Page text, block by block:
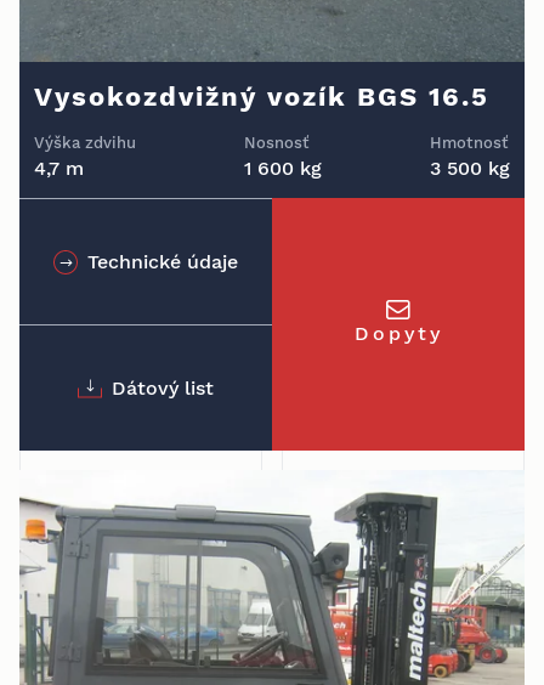
Vysokozdvižný vozík BGS 16.5
Výška zdvihu
4,7 m
Nosnosť
1 600 kg
Hmotnosť
3 500 kg
Technické údaje
Dátový list
Dopyty